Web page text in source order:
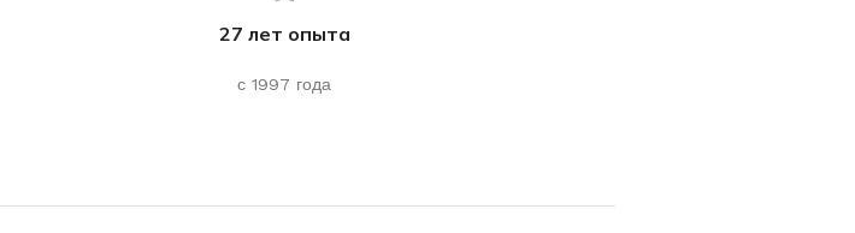
27 лет опыта
с 1997 года